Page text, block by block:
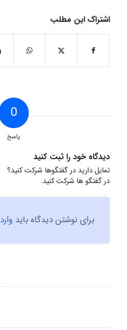
اشتراک این مطلب
0
پاسخ
دیدگاه خود را ثبت کنید
تمایل دارید در گفتگوها شرکت کنید؟
در گفتگو ها شرکت کنید.
برای نوشتن دیدگاه باید وارد